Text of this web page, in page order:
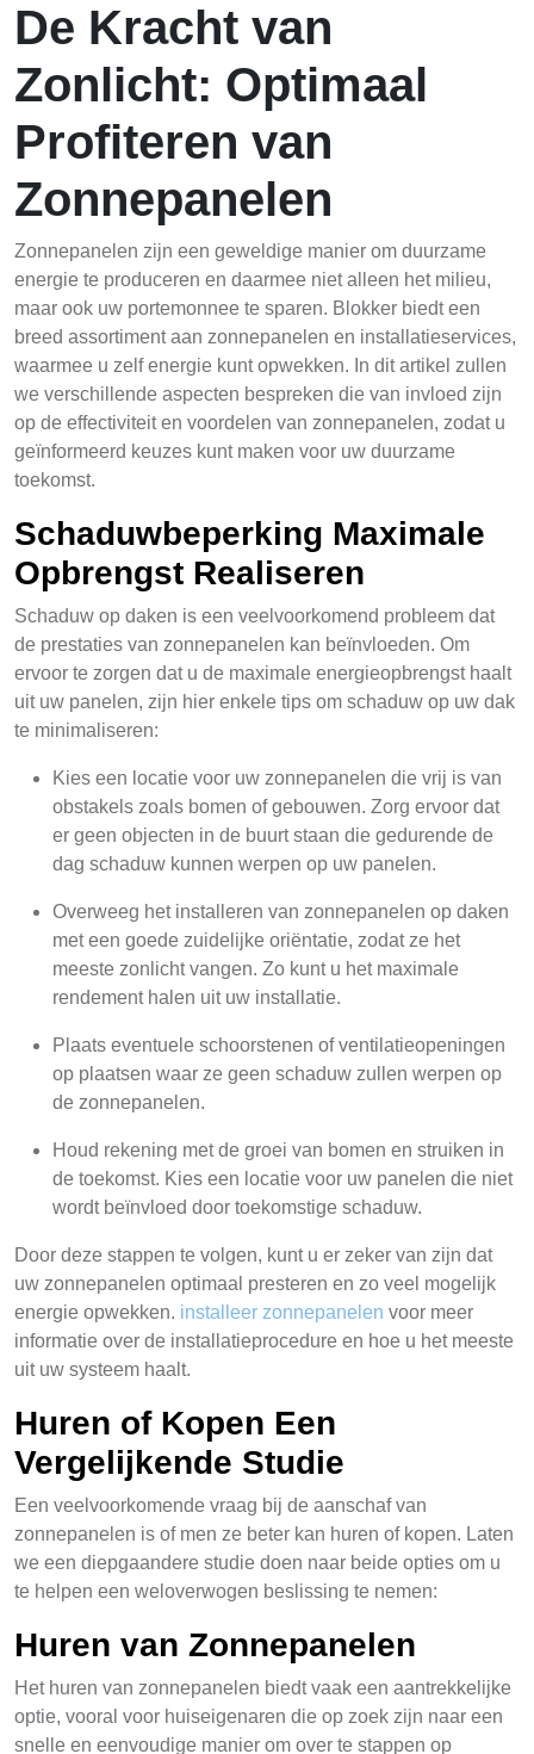
De Kracht van
Zonlicht: Optimaal
Profiteren van
Zonnepanelen
Zonnepanelen zijn een geweldige manier om duurzame
energie te produceren en daarmee niet alleen het milieu,
maar ook uw portemonnee te sparen. Blokker biedt een
breed assortiment aan zonnepanelen en installatieservices,
waarmee u zelf energie kunt opwekken. In dit artikel zullen
we verschillende aspecten bespreken die van invloed zijn
op de effectiviteit en voordelen van zonnepanelen, zodat u
geïnformeerd keuzes kunt maken voor uw duurzame
toekomst.
Schaduwbeperking Maximale
Opbrengst Realiseren
Schaduw op daken is een veelvoorkomend probleem dat
de prestaties van zonnepanelen kan beïnvloeden. Om
ervoor te zorgen dat u de maximale energieopbrengst haalt
uit uw panelen, zijn hier enkele tips om schaduw op uw dak
te minimaliseren:
Kies een locatie voor uw zonnepanelen die vrij is van
obstakels zoals bomen of gebouwen. Zorg ervoor dat
er geen objecten in de buurt staan ​​die gedurende de
dag schaduw kunnen werpen op uw panelen.
Overweeg het installeren van zonnepanelen op daken
met een goede zuidelijke oriëntatie, zodat ze het
meeste zonlicht vangen. Zo kunt u het maximale
rendement halen uit uw installatie.
Plaats eventuele schoorstenen of ventilatieopeningen
op plaatsen waar ze geen schaduw zullen werpen op
de zonnepanelen.
Houd rekening met de groei van bomen en struiken in
de toekomst. Kies een locatie voor uw panelen die niet
wordt beïnvloed door toekomstige schaduw.
Door deze stappen te volgen, kunt u er zeker van zijn dat
uw zonnepanelen optimaal presteren en zo veel mogelijk
energie opwekken. installeer zonnepanelen voor meer
informatie over de installatieprocedure en hoe u het meeste
uit uw systeem haalt.
Huren of Kopen Een
Vergelijkende Studie
Een veelvoorkomende vraag bij de aanschaf van
zonnepanelen is of men ze beter kan huren of kopen. Laten
we een diepgaandere studie doen naar beide opties om u
te helpen een weloverwogen beslissing te nemen:
Huren van Zonnepanelen
Het huren van zonnepanelen biedt vaak een aantrekkelijke
optie, vooral voor huiseigenaren die op zoek zijn naar een
snelle en eenvoudige manier om over te stappen op